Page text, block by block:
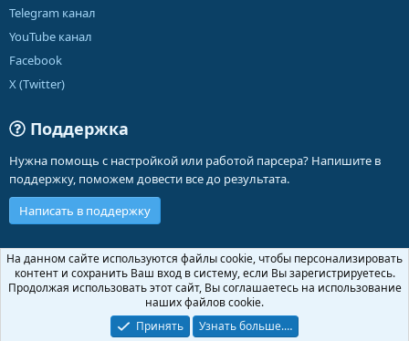
Telegram канал
YouTube канал
Facebook
X (Twitter)
Поддержка
Нужна помощь с настройкой или работой парсера? Напишите в
поддержку, поможем довести все до результата.
Написать в поддержку
Russian (RU)
Обратная связь
Условия и правила
Политика конфиденциальности
Помощь
Community platform by XenForo ® © 2010-2026 XenForo Ltd.
На данном сайте используются файлы cookie, чтобы персонализировать
контент и сохранить Ваш вход в систему, если Вы зарегистрируетесь.
Продолжая использовать этот сайт, Вы соглашаетесь на использование
наших файлов cookie.
Принять
Узнать больше.…